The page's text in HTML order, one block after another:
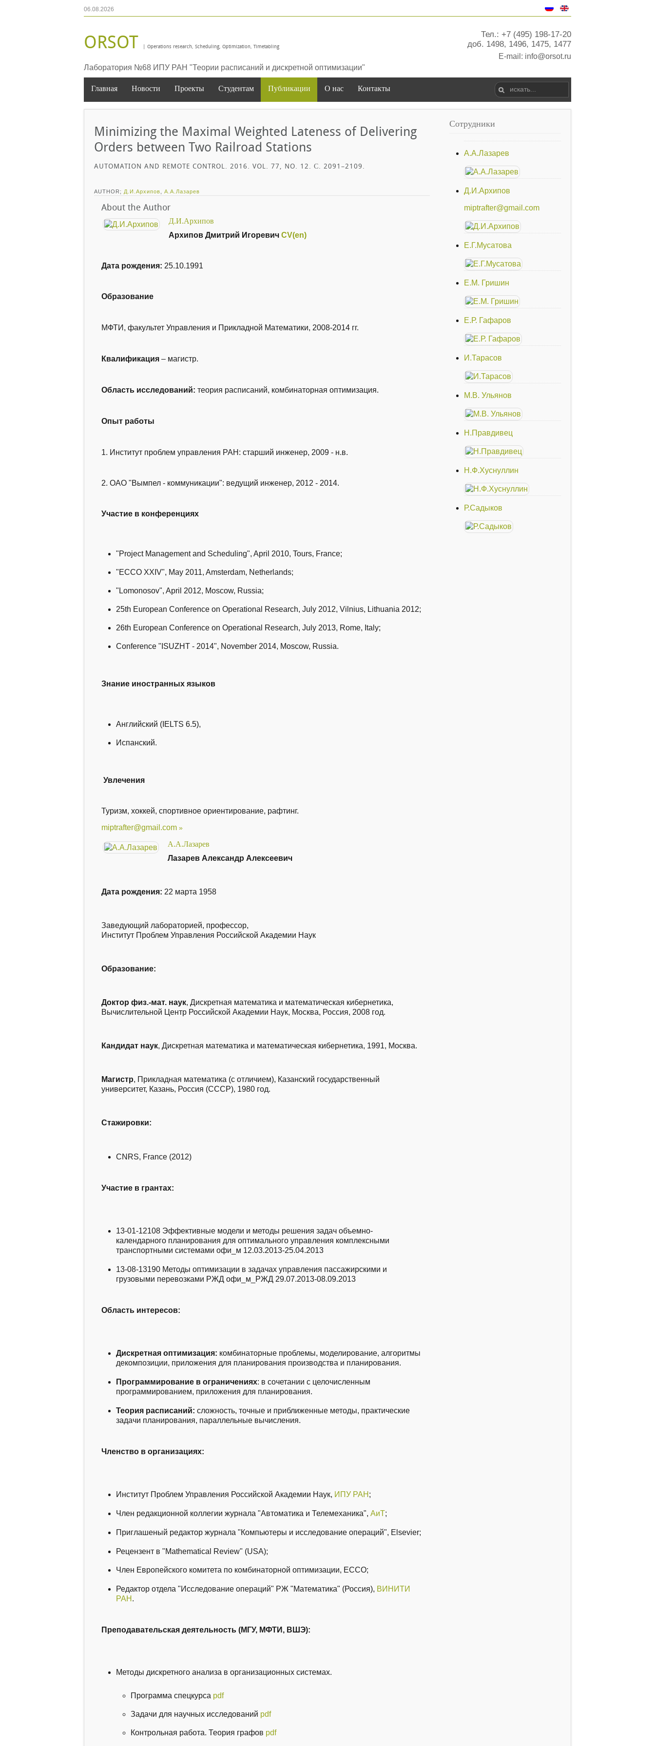
06.08.2026
ORSOT | Operations research, Scheduling, Optimization, Timetabling
Лаборатория №68 ИПУ РАН "Теории расписаний и дискретной оптимизации"
Тел.: +7 (495) 198-17-20
доб. 1498, 1496, 1475, 1477
E-mail: info@orsot.ru
Главная Новости Проекты Студентам Публикации О нас Контакты
Minimizing the Maximal Weighted Lateness of Delivering
Orders between Two Railroad Stations
AUTOMATION AND REMOTE CONTROL. 2016. VOL. 77, NO. 12. С. 2091–2109.
AUTHOR; Д.И.Архипов А.А.Лазарев
About the Author
Д.И.Архипов
Архипов Дмитрий Игоревич CV(en)
Дата рождения: 25.10.1991
Образование
МФТИ, факультет Управления и Прикладной Математики, 2008-2014 гг.
Квалификация – магистр.
Область исследований: теория расписаний, комбинаторная оптимизация.
Опыт работы
1. Институт проблем управления РАН: старший инженер, 2009 - н.в.
2. ОАО "Вымпел - коммуникации": ведущий инженер, 2012 - 2014.
Участие в конференциях
"Project Management and Scheduling", April 2010, Tours, France;
"ECCO XXIV", May 2011, Amsterdam, Netherlands;
"Lomonosov", April 2012, Moscow, Russia;
25th European Conference on Operational Research, July 2012, Vilnius, Lithuania 2012;
26th European Conference on Operational Research, July 2013, Rome, Italy;
Conference "ISUZHT - 2014", November 2014, Moscow, Russia.
Знание иностранных языков
Английский (IELTS 6.5),
Испанский.
Увлечения
Туризм, хоккей, спортивное ориентирование, рафтинг.
miptrafter@gmail.com
А.А.Лазарев
Лазарев Александр Алексеевич
Дата рождения: 22 марта 1958
Заведующий лабораторией, профессор,
Институт Проблем Управления Российской Академии Наук
Образование:
Доктор физ.-мат. наук, Дискретная математика и математическая кибернетика,
Вычислительной Центр Российской Академии Наук, Москва, Россия, 2008 год.
Кандидат наук, Дискретная математика и математическая кибернетика, 1991, Москва.
Магистр, Прикладная математика (с отличием), Казанский государственный
университет, Казань, Россия (СССР), 1980 год.
Стажировки:
CNRS, France (2012)
Участие в грантах:
13-01-12108 Эффективные модели и методы решения задач объемно-
календарного планирования для оптимального управления комплексными
транспортными системами офи_м 12.03.2013-25.04.2013
13-08-13190 Методы оптимизации в задачах управления пассажирскими и
грузовыми перевозками РЖД офи_м_РЖД 29.07.2013-08.09.2013
Область интересов:
Дискретная оптимизация: комбинаторные проблемы, моделирование, алгоритмы
декомпозиции, приложения для планирования производства и планирования.
Программирование в ограничениях: в сочетании с целочисленным
программированием, приложения для планирования.
Теория расписаний: сложность, точные и приближенные методы, практические
задачи планирования, параллельные вычисления.
Членство в организациях:
Институт Проблем Управления Российской Академии Наук, ИПУ РАН ;
Член редакционной коллегии журнала "Автоматика и Телемеханика", АиТ;
Приглашеный редактор журнала "Компьютеры и исследование операций", Elsevier;
Рецензент в "Mathematical Review" (USA);
Член Европейского комитета по комбинаторной оптимизации, ECCO;
Редактор отдела "Исследование операций" РЖ "Математика" (Россия), ВИНИТИ
РАН .
Преподавательская деятельность (МГУ, МФТИ, ВШЭ):
Методы дискретного анализа в организационных системах.
Программа спецкурса pdf
Задачи для научных исследований pdf
Контрольная работа. Теория графов pdf
Сотрудники
А.А.Лазарев
Д.И.Архипов
miptrafter@gmail.com
Е.Г.Мусатова
Е.М. Гришин
Е.Р. Гафаров
И.Тарасов
М.В. Ульянов
Н.Правдивец
Н.Ф.Хуснуллин
Р.Садыков